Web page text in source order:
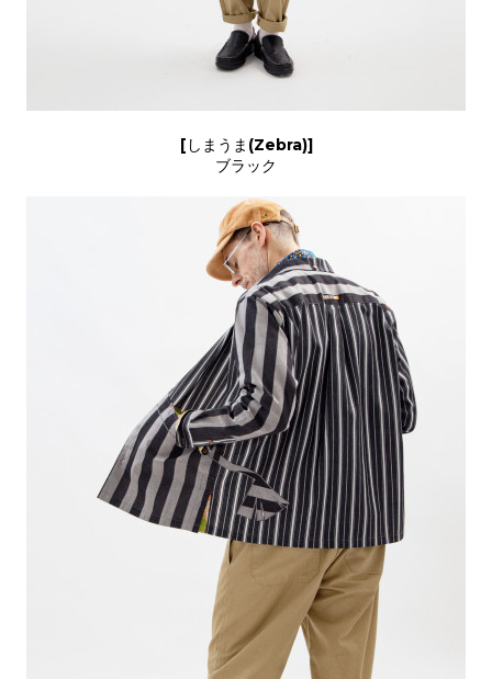
[しまうま(Zebra)]
ブラック